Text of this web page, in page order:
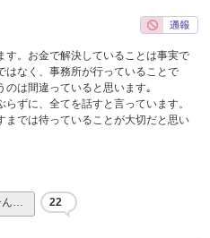
す。お金で解決していることは事実で
はなく、事務所が行っていることで
は間違っていると思います｡
ずに、全てを話すと言っています。
までは待っていることが大切だと思い
ん… 22